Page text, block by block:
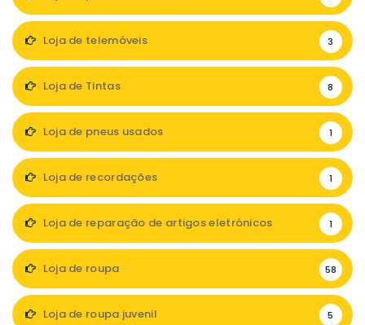
Loja de telemóveis 3
Loja de Tintas 8
Loja de pneus usados 1
Loja de recordações 1
Loja de reparação de artigos eletrónicos 1
Loja de roupa 58
Loja de roupa juvenil 5